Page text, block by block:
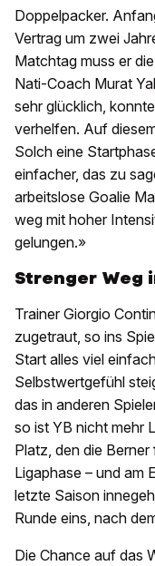
Doppelpacker.
Vertrag um zwei
Matchtag muss er
Nati-Coach Murat
sehr glücklich,
verhelfen. Auf
Solch eine
einfacher, das zu
arbeitslose Goalie
weg mit hoher
gelungen.»
Strenger Weg
Trainer Giorgio
zugetraut, so ins
Start alles viel
Selbstwertgefühl
das in anderen
so ist YB nicht mehr
Platz, den die
Ligaphase – und am
letzte Saison
Runde eins, nach
Die Chance auf das